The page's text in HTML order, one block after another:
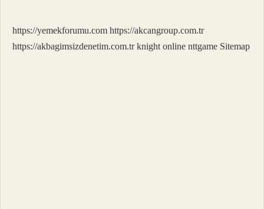
https://yemekforumu.com https://akcangroup.com.tr
https://akbagimsizdenetim.com.tr knight online nttgame Sitemap